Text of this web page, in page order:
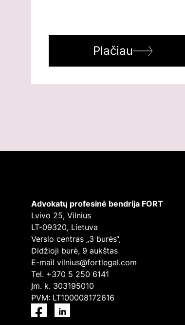
Plačiau
Advokatų profesinė bendrija FORT
Lvivo 25, Vilnius
LT-09320, Lietuva
Verslo centras „3 burės“,
Didžioji burė, 9 aukštas
E-mail vilnius@fortlegal.com
Tel. +370 5 250 6141
Įm. k. 303195010
PVM: LT100008172616
FacebookLinkedIn